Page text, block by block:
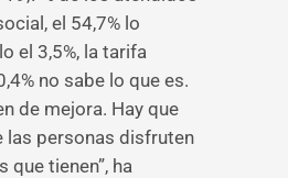
el 54,7% lo
el 3,5%, la tarifa
no sabe lo que es.
de mejora. Hay que
las personas disfruten
que tienen”, ha